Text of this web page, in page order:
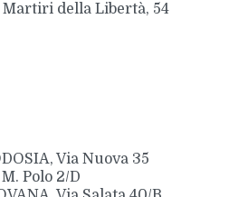
Martiri della Libertà, 54
Via Nuova 35
Polo 2/D